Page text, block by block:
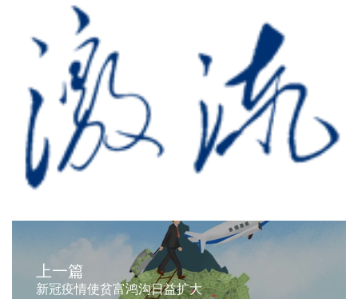
上一篇
新冠疫情使贫富鸿沟日益扩大